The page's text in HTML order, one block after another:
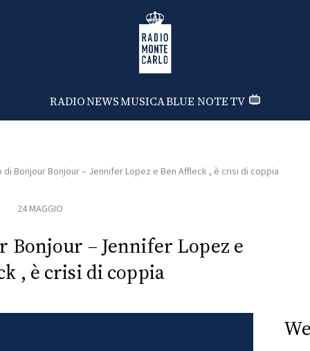
Radio Monte Carlo
RADIONEWSMUSICABLUE NOTETV
Bonjour Bonjour – Jennifer Lopez e Ben Affleck , è crisi di coppia
24 MAGGIO
– Jennifer Lopez e
, è crisi di coppia